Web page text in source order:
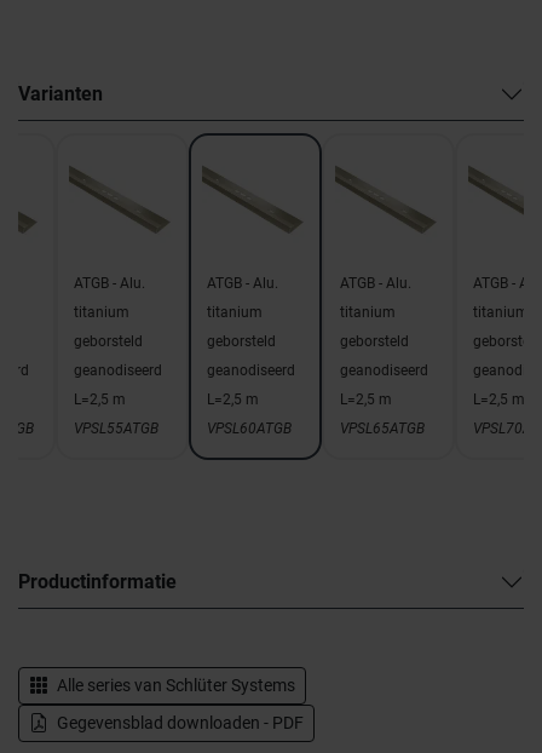
Varianten
ATGB - Alu.
titanium
geborsteld
geanodiseerd
L=2,5 m
VPSL55ATGB
ATGB - Alu.
titanium
geborsteld
geanodiseerd
L=2,5 m
VPSL60ATGB
ATGB - Alu.
titanium
geborsteld
geanodiseerd
L=2,5 m
VPSL65ATGB
ATGB -
titanium
geborsteld
L=2,5 m
Productinformatie
Alle series van Schlüter Systems
Gegevensblad downloaden - PDF